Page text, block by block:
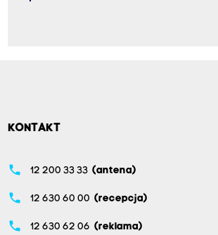
KONTAKT
phone 12 200 33 33 (antena)
phone 12 630 60 00 (recepcja)
phone 12 630 62 06 (reklama)